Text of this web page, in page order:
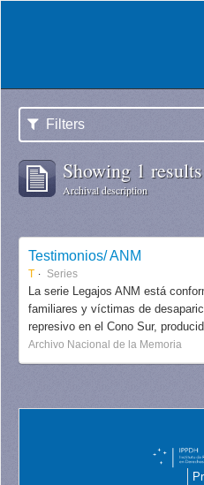
Filters
Showing 1 results
Archival description
Testimonios/ ANM
T Series
La serie Legajos ANM está
familiares y víctimas de
represivo en el Cono Sur,
Archivo Nacional de la Memoria